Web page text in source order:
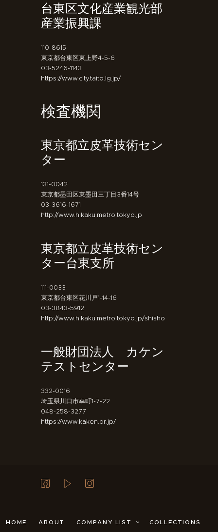
台東区文化産業観光部
産業振興課
110-8615
東京都台東区東上野4-5-6
03-5246-1143
https://www.city.taito.lg.jp/
検査機関
東京都立皮革技術セン
ター
131-0042
東京都墨田区東墨田三丁目3番14号
03-3616-1671
http://www.hikaku.metro.tokyo.jp
東京都立皮革技術セン
ター台東支所
111-0033
東京都台東区花川戸1-14-16
03-3843-5912
http://www.hikaku.metro.tokyo.jp/shisho
一般財団法人 カケン
テストセンター
332-0016
埼玉県川口市幸町1-7-22
048-258-3277
https://www.kaken.or.jp/
HOME ABOUT COMPANY LIST
COLLECTIONS